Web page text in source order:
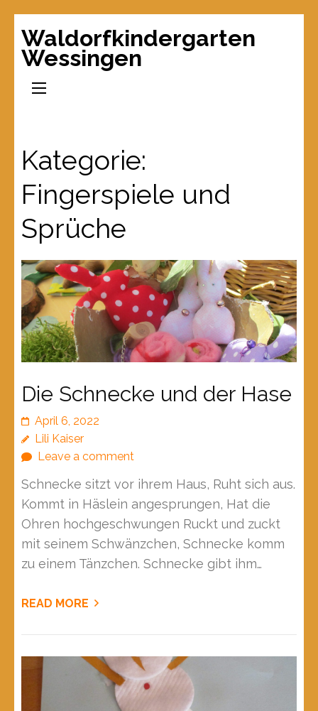
Waldorfkindergarten
Wessingen
Kategorie:
Fingerspiele und
Sprüche
Die Schnecke und der Hase
April 6, 2022
Lili Kaiser
Leave a comment
Schnecke sitzt vor ihrem Haus, Ruht sich aus.
Kommt in Häslein angesprungen, Hat die
Ohren hochgeschwungen Ruckt und zuckt
mit seinem Schwänzchen, Schnecke komm
zu einem Tänzchen. Schnecke gibt ihm…
READ MORE